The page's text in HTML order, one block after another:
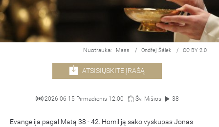
Nuotrauka: Mass / Ondřej Šálek / CC BY 2.0
ATSISIŲSKITE ĮRAŠĄ
2026-06-15 Pirmadienis 12:00 Šv. Mišios 38
Evangelija pagal Matą 38 - 42. Homiliją sako vyskupas Jonas